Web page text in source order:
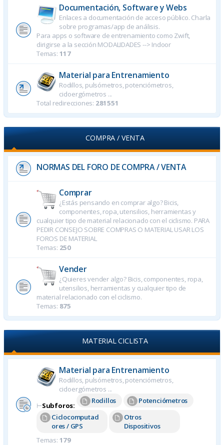
Documentación, Software y Webs
Enlaces a documentación de acceso público. Charla
sobre programas/app de análisis.
Para apps o software de entrenamiento como Zwift,
dirigirse a la sección MODALIDADES --> Indoor
Temas: 117
Material para Entrenamiento
Rodillos, pulsómetros, potenciómetros,
cicloergómetros ...
Total redirecciones: 281551
COMPRA / VENTA
NORMAS DEL FORO DE COMPRA / VENTA
Comprar
¿Estás pensando en comprar algo? Bicis,
componentes, ropa, utensilios, herramientas y
cualquier tipo de material relacionado con el ciclismo. PARA
PEDIR CONSEJO SOBRE COMPRAS O MATERIAL USAR LOS
FOROS DE MATERIAL
Temas: 250
Vender
¿Quieres vender algo? Bicis, componentes, ropa,
utensilios, herramientas y cualquier tipo de
material relacionado con el ciclismo.
Temas: 875
MATERIAL CICLISTA
Material para Entrenamiento
Rodillos, pulsómetros, potenciómetros,
cicloergómetros ...
⊢Subforos:
Rodillos
Potenciómetros
Ciclocomputad
ores / GPS
Otros
Dispositivos
Temas: 179